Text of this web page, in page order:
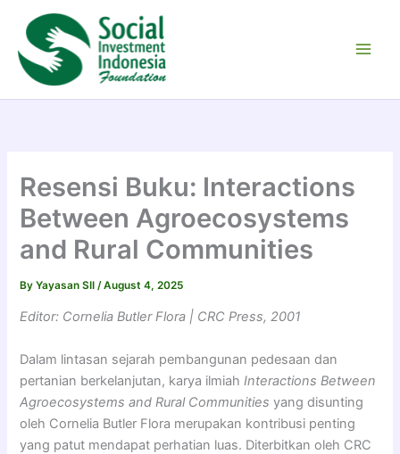
content
Resensi Buku: Interactions
Between Agroecosystems
and Rural Communities
ByYayasan SII/August 4, 2025
Editor: Cornelia Butler Flora | CRC Press, 2001
Dalam lintasan sejarah pembangunan pedesaan dan
pertanian berkelanjutan, karya ilmiahInteractions Between
Agroecosystems and Rural Communities yang disunting
oleh Cornelia Butler Flora merupakan kontribusi penting
yang patut mendapat perhatian luas. Diterbitkan oleh CRC